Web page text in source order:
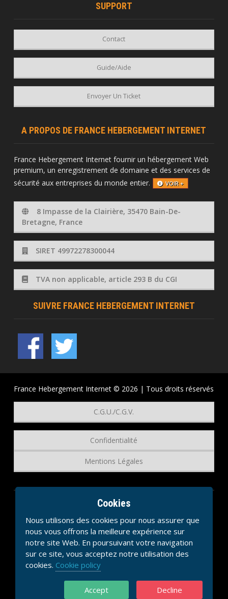
SUPPORT
Contact
Envoyer Un Ticket
Guide/Aide
A PROPOS DE FRANCE HEBERGEMENT INTERNET
France Hebergement Internet fournir un hébergement Web
premium, un enregistrement de domaine et des services de
sécurité aux entreprises du monde entier.
VOIR +
8 Impasse de la Clairière, 35470 Bain-De-
Bretagne, France
SIRET 49972278300044
TVA non applicable, article 293 B du CGI
SUIVRE FRANCE HEBERGEMENT INTERNET
France Hebergement Internet © 2026 | Tous droits réservés
C.G.U./C.G.V.
Mentions Légales
Confidentialité
Cookies
Nous utilisons des cookies pour nous assurer que
nous vous offrons la meilleure expérience sur
notre site Web. En poursuivant votre navigation
sur ce site, vous acceptez notre utilisation des
cookies. Cookie policy
Accept Decline